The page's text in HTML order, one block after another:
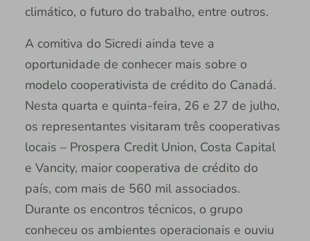
climático, o futuro do trabalho, entre outros.
A comitiva do Sicredi ainda teve a
oportunidade de conhecer mais sobre o
modelo cooperativista de crédito do Canadá.
Nesta quarta e quinta-feira, 26 e 27 de julho,
os representantes visitaram três cooperativas
locais – Prospera Credit Union, Costa Capital
e Vancity, maior cooperativa de crédito do
país, com mais de 560 mil associados.
Durante os encontros técnicos, o grupo
conheceu os ambientes operacionais e ouviu